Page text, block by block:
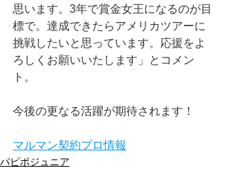
思います。3年で賞金女王になるのが目
標で。達成できたらアメリカツアーに
挑戦したいと思っています。応援をよ
ろしくお願いいたします」とコメン
ト。
今後の更なる活躍が期待されます！
マルマン契約プロ情報
パピポジュニア